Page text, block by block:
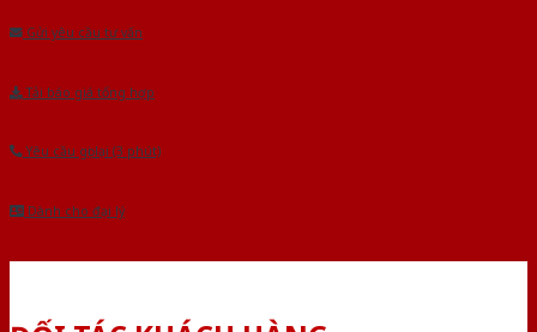
Gửi yêu cầu tư vấn
Tải báo giá tổng hợp
Yêu cầu gọi lại (3 phút)
Dành cho đại lý